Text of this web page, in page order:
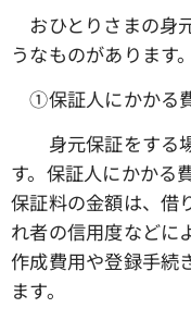
おひとりさまの身
うなものがあります。
①保証人にかかる
身元保証をする場
す。保証人にかかる
保証料の金額は、借
れ者の信用度などに
作成費用や登録手続
ます。